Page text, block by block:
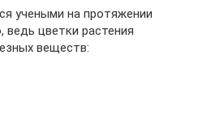
учеными на протяжении
ведь цветки растения
веществ: